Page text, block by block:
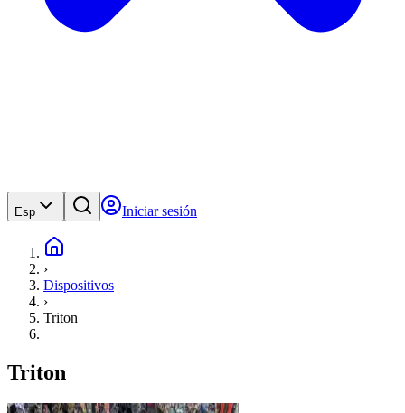
Esp Iniciar sesión
›
Dispositivos
›
Triton
Triton